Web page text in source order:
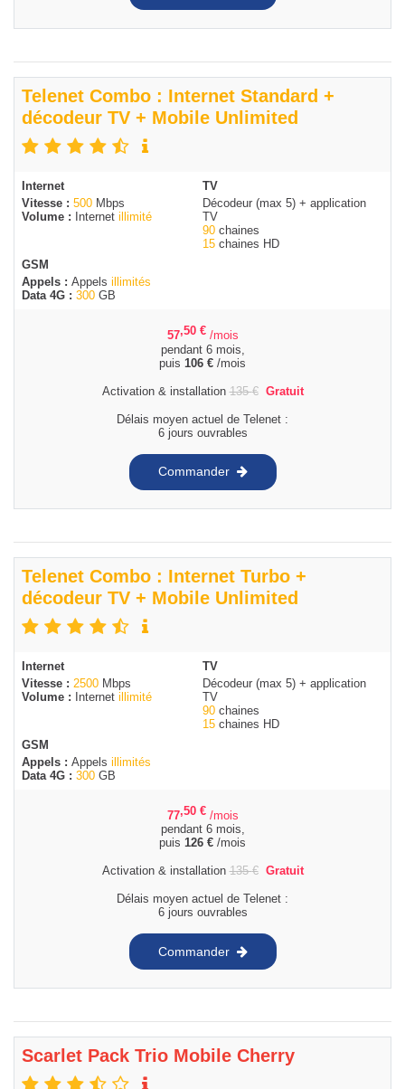
Telenet Combo : Internet Standard +
décodeur TV + Mobile Unlimited
Internet
Vitesse : 500 Mbps
Volume :
Internet illimité
TV
Décodeur (max 5) + application
TV
90 chaines
15 chaines HD
GSM
Appels : Appels illimités
Data 4G : 300 GB
57,50 € /mois
pendant 6 mois,
puis 106 € /mois
Activation & installation135€ Gratuit
Délais moyen actuel de Telenet :
6 jours ouvrables
Commander
Telenet Combo : Internet Turbo +
décodeur TV + Mobile Unlimited
Internet
Vitesse : 2500 Mbps
Volume :
Internet illimité
TV
Décodeur (max 5) + application
TV
90 chaines
15 chaines HD
GSM
Appels : Appels illimités
Data 4G : 300 GB
77,50 € /mois
pendant 6 mois,
puis 126 € /mois
Activation & installation135€ Gratuit
Délais moyen actuel de Telenet :
6 jours ouvrables
Commander
Scarlet Pack Trio Mobile Cherry